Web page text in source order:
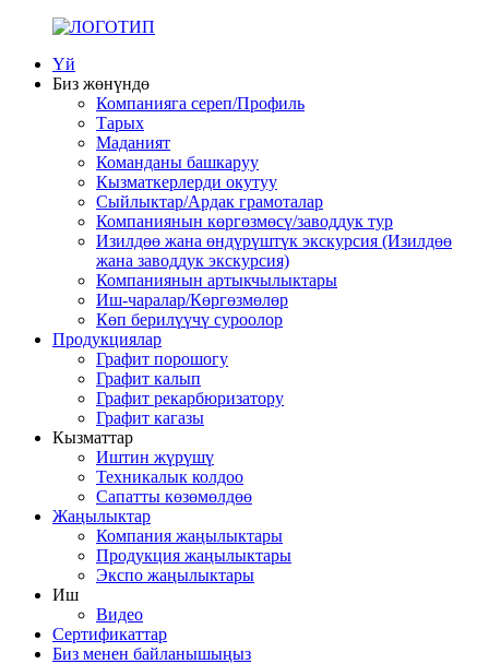
Үй
Биз жөнүндө
Компанияга сереп/Профиль
Тарых
Маданият
Команданы башкаруу
Кызматкерлерди окутуу
Сыйлыктар/Ардак грамоталар
Компаниянын көргөзмөсү/заводдук тур
Изилдөө жана өндүрүштүк экскурсия (Изилдөө
жана заводдук экскурсия)
Компаниянын артыкчылыктары
Иш-чаралар/Көргөзмөлөр
Көп берилүүчү суроолор
Продукциялар
Графит порошогу
Графит калып
Графит рекарбюризатору
Графит кагазы
Кызматтар
Иштин жүрүшү
Техникалык колдоо
Сапатты көзөмөлдөө
Жаңылыктар
Компания жаңылыктары
Продукция жаңылыктары
Экспо жаңылыктары
Иш
Видео
Сертификаттар
Биз менен байланышыңыз